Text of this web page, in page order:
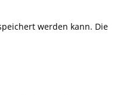
werden kann. Die